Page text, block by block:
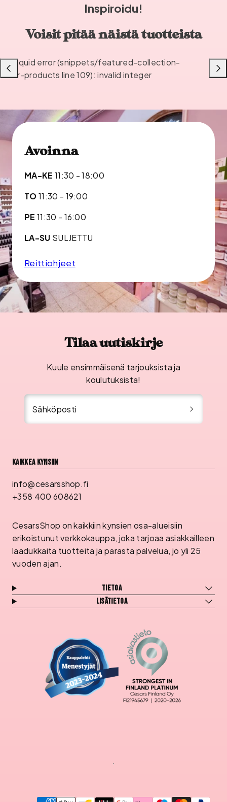
Inspiroidu!
Voisit pitää näistä tuotteista
Liquid error (snippets/featured-collection-
or-products line 109): invalid integer
Liu'uta
vasemmalle
Avoinna
MA-KE 11:30 - 18:00
TO11:30 - 19:00
PE 11:30 - 16:00
LA-SU SULJETTU
Reittiohjeet
Tilaa uutiskirje
Kuule ensimmäisenä tarjouksista ja
koulutuksista!
Sähköposti
Kaikkea kynsiin
info@cesarsshop.fi
+358 400 608621
CesarsShop on kaikkiin kynsien osa-alueisiin
erikoistunut verkkokauppa, joka tarjoaa asiakkailleen
laadukkaita tuotteita ja parasta palvelua, jo yli 25
vuoden ajan.
Tietoa
Lisätietoa